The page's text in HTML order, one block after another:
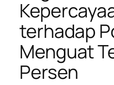
terhadap
Menguat
Persen